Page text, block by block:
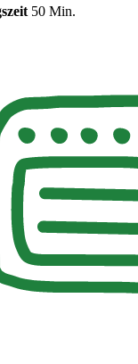
50 Min.